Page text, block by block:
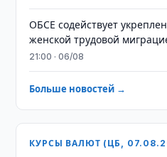
ОБСЕ содействует
женской трудовой
21:00 · 06/08
Больше новостей →
КУРСЫ ВАЛЮТ (ЦБ,